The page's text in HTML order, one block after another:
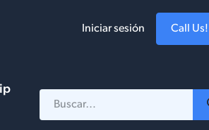
Iniciar sesión Call Us!